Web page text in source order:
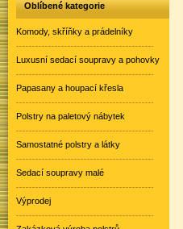
Oblíbené kategorie
Komody, skříňky a prádelníky
Luxusní sedací soupravy a pohovky
Papasany a houpací křesla
Polstry na paletový nábytek
Samostatné polstry a látky
Sedací soupravy malé
Výprodej